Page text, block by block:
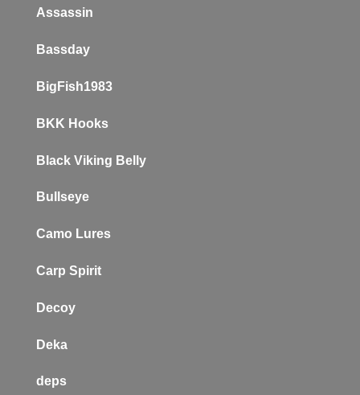
Assassin
Bassday
BigFish1983
BKK Hooks
Black Viking Belly
Bullseye
Camo Lures
Carp Spirit
Decoy
Deka
deps